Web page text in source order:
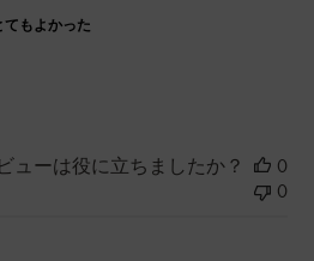
てもよかった
ューは役に立ちましたか？
0
0